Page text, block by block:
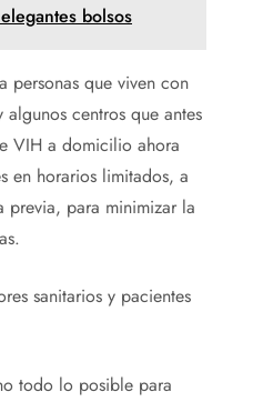
bolsos
personas que viven con
centros que antes
VIH a domicilio ahora
en horarios limitados, a
previa, para minimizar la
sanitarios y pacientes
todo lo posible para